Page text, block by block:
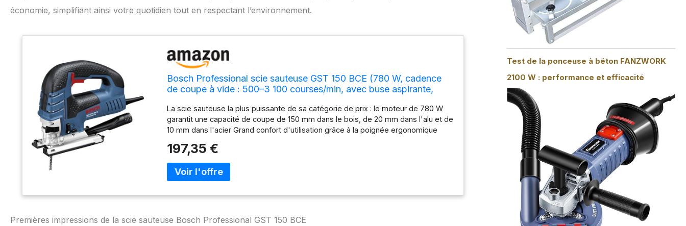
économie, simplifiant ainsi votre quotidien tout en respectant l’environnement.
Bosch Professional scie sauteuse GST 150 BCE (780 W, cadence
de coupe à vide : 500–3 100 courses/min, avec buse aspirante,
La scie sauteuse la plus puissante de sa catégorie de prix : le moteur de 780 W
garantit une capacité de coupe de 150 mm dans le bois, de 20 mm dans l'alu et de
10 mm dans l'acier Grand confort d'utilisation grâce à la poignée ergonomique
Grande précision de coupe grâce au nouveau système de serrage de lame Livré
avec : GST 150 BCE, buse aspirante, capot de recouvrement, patin de glissement,
pare-éclats, 1 lame T 144 D, coffret de transport
197,35 €
Premières impressions de la scie sauteuse Bosch Professional GST 150 BCE
Test de la ponceuse à béton FANZWORK
2100 W : performance et efficacité